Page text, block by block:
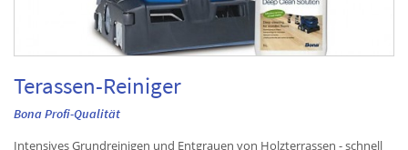
Terassen-Reiniger
Bona Profi-Qualität
Intensives Grundreinigen und Entgrauen von Holzterrassen - schnell